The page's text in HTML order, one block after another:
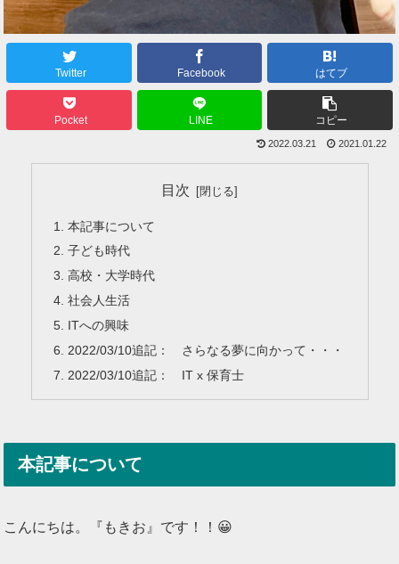
Twitter Facebook はてブ
Pocket LINE コピー
2022.03.21 2021.01.22
目次
本記事について
子ども時代
高校・大学時代
社会人生活
ITへの興味
2022/03/10追記： さらなる夢に向かって・・・
2022/03/10追記： IT x 保育士
本記事について
こんにちは。『もきお』です！！😀